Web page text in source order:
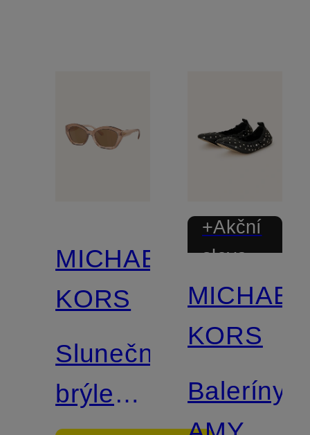
MICHAEL
KORS
Sluneční
brýle
+Akční
sleva
MICHAEL
KORS
Baleríny